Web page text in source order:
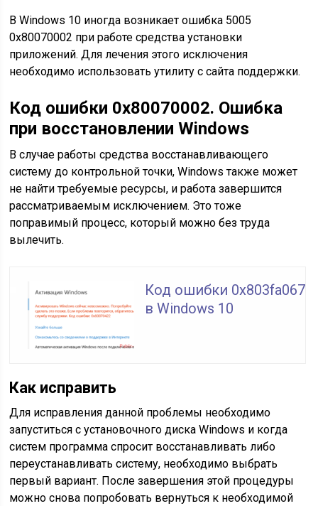
В Windows 10 иногда возникает ошибка 5005
0x80070002 при работе средства установки
приложений. Для лечения этого исключения
необходимо использовать утилиту с сайта поддержки.
Код ошибки 0x80070002. Ошибка
при восстановлении Windows
В случае работы средства восстанавливающего
систему до контрольной точки, Windows также может
не найти требуемые ресурсы, и работа завершится
рассматриваемым исключением. Это тоже
поправимый процесс, который можно без труда
вылечить.
Код ошибки 0x803fa067
в Windows 10
Как исправить
Для исправления данной проблемы необходимо
запуститься с установочного диска Windows и когда
систем программа спросит восстанавливать либо
переустанавливать систему, необходимо выбрать
первый вариант. После завершения этой процедуры
можно снова попробовать вернуться к необходимой